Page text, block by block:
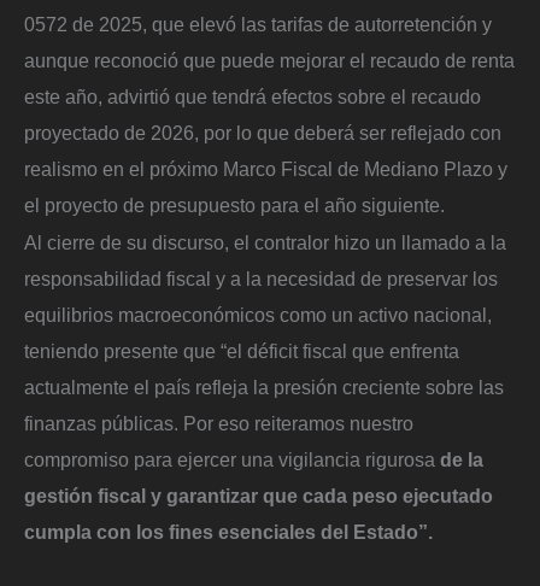
0572 de 2025, que elevó las tarifas de autorretención y
aunque reconoció que puede mejorar el recaudo de renta
este año, advirtió que tendrá efectos sobre el recaudo
proyectado de 2026, por lo que deberá ser reflejado con
realismo en el próximo Marco Fiscal de Mediano Plazo y
el proyecto de presupuesto para el año siguiente.
Al cierre de su discurso, el contralor hizo un llamado a la
responsabilidad fiscal y a la necesidad de preservar los
equilibrios macroeconómicos como un activo nacional,
teniendo presente que “el déficit fiscal que enfrenta
actualmente el país refleja la presión creciente sobre las
finanzas públicas. Por eso reiteramos nuestro
compromiso para ejercer una vigilancia rigurosa de la
gestión fiscal y garantizar que cada peso ejecutado
cumpla con los fines esenciales del Estado”.